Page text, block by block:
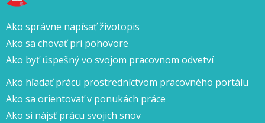
Ako správne napísať životopis
Ako sa chovať pri pohovore
Ako byť úspešný vo svojom pracovnom odvetví
Ako hľadať prácu prostredníctvom pracovného portálu
Ako sa orientovať v ponukách práce
Ako si nájsť prácu svojich snov